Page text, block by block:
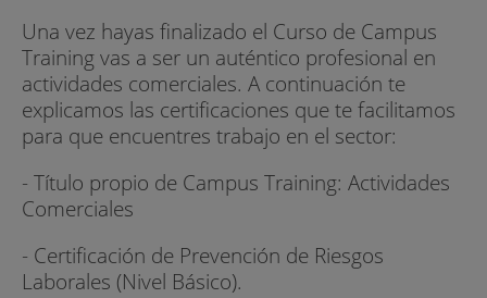
Una vez hayas finalizado el Curso de Campus
Training vas a ser un auténtico profesional en
actividades comerciales. A continuación te
explicamos las certificaciones que te facilitamos
para que encuentres trabajo en el sector:
- Título propio de Campus Training: Actividades
Comerciales
- Certificación de Prevención de Riesgos
Laborales (Nivel Básico).